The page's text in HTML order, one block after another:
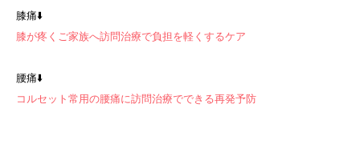
膝痛⬇️
膝が疼くご家族へ訪問治療で負担を軽くするケア
腰痛⬇️
コルセット常用の腰痛に訪問治療でできる再発予防